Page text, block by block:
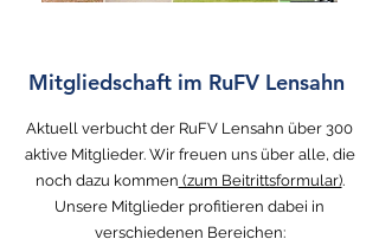
Mitgliedschaft im RuFV Lensahn
Aktuell verbucht der RuFV Lensahn über 300
aktive Mitglieder. Wir freuen uns über alle, die
noch dazu kommen (zum Beitrittsformular).
Unsere Mitglieder profitieren dabei in
verschiedenen Bereichen: